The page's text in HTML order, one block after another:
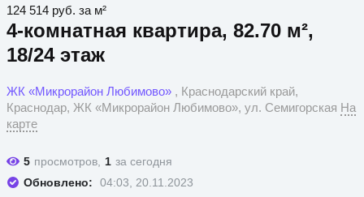
4-комнатная квартира, 82.70 м²,
18/24 этаж
ЖК «Микрорайон Любимово» , Краснодарский край,
Краснодар, ЖК «Микрорайон Любимово», ул. Семигорская На
карте
124 514 руб. за м²
5 просмотров, 1 за сегодня
Обновлено:
04:03, 20.11.2023